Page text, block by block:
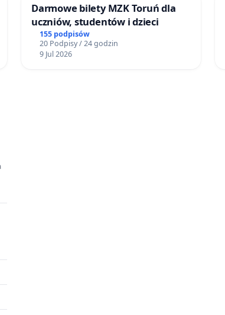
Darmowe bilety MZK Toruń dla
uczniów, studentów i dzieci
155 podpisów
20 Podpisy / 24 godzin
9 Jul 2026